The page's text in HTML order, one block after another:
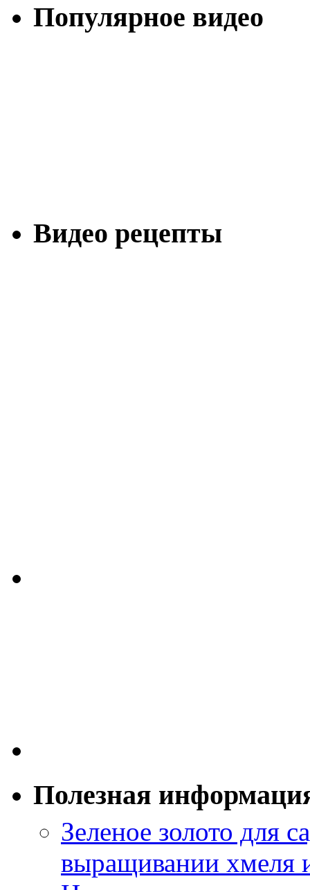
Популярное видео
Видео рецепты
Полезная
Зеленое золото для
выращивании хмеля